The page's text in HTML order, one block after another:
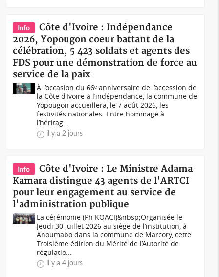
Info
Côte d'Ivoire : Indépendance
2026, Yopougon coeur battant de la
célébration, 5 423 soldats et agents des
FDS pour une démonstration de force au
service de la paix
À l’occasion du 66ᵉ anniversaire de l’accession de
la Côte d’Ivoire à l’indépendance, la commune de
Yopougon accueillera, le 7 août 2026, les
festivités nationales. Entre hommage à
l’héritag...
il y a 2 jours
Info
Côte d'Ivoire : Le Ministre Adama
Kamara distingue 43 agents de l'ARTCI
pour leur engagement au service de
l'administration publique
La cérémonie (Ph KOACI)&nbsp;Organisée le
Jeudi 30 Juillet 2026 au siège de l’institution, à
Anoumabo dans la commune de Marcory, cette
Troisième édition du Mérité de l’Autorité de
régulatio...
il y a 4 jours